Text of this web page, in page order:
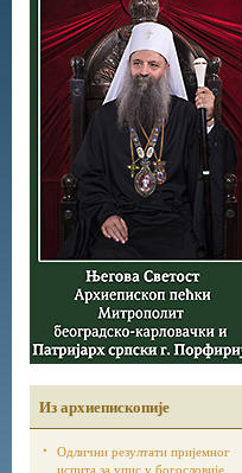
Из архиепископије
Одлични резултати пријемног
испита за упис у богословије